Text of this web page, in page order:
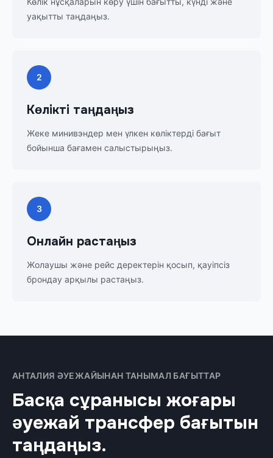
уақытты таңдаңыз.
2
Көлікті таңдаңыз
Жеке минивэндер мен үлкен көліктерді бағыт
бойынша бағамен салыстырыңыз.
3
Онлайн растаңыз
Жолаушы және рейс деректерін қосып, қауіпсіз
брондау арқылы растаңыз.
АНТАЛИЯ ӘУЕЖАЙЫНАН ТАНЫМАЛ БАҒЫТТАР
Басқа сұранысы жоғары
әуежай трансфер бағытын
таңдаңыз.